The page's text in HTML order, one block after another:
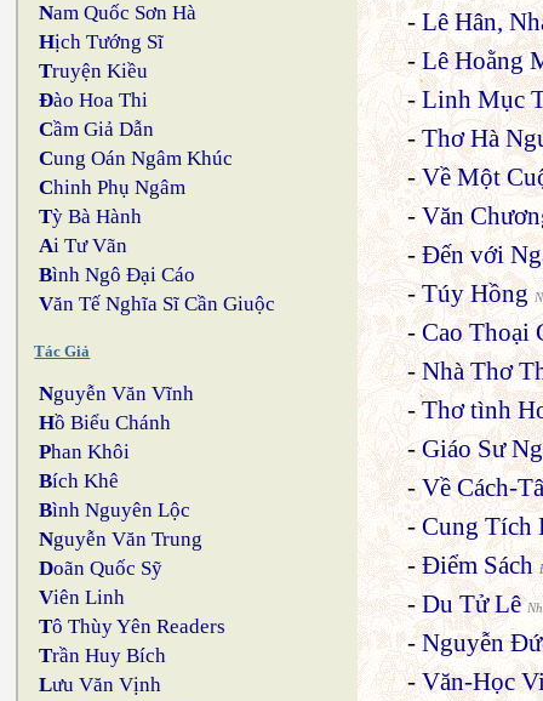
Nam Quốc Sơn Hà
Hịch Tướng Sĩ
Truyện Kiều
Đào Hoa Thi
Cầm Giả Dẫn
Cung Oán Ngâm Khúc
Chinh Phụ Ngâm
Tỳ Bà Hành
Ai Tư Vãn
Bình Ngô Đại Cáo
Văn Tế Nghĩa Sĩ Cần Giuộc
Tác Giả
Nguyễn Văn Vĩnh
Hồ Biểu Chánh
Phan Khôi
Bích Khê
Bình Nguyên Lộc
Nguyễn Văn Trung
Doãn Quốc Sỹ
Viên Linh
Tô Thùy Yên Readers
Trần Huy Bích
Lưu Văn Vịnh
-Lê Hân,
-Lê Hoằng
-Linh Mục
-Thơ Hà
-Về Một
-Văn
-Đến với
-Túy Hồng
-Cao Thoại
-Nhà Thơ
-Thơ tình
-Giáo Sư
-Về Cách-
-Cung Tích
-Điểm Sách
-Du Tử Lê
-Nguyễn
-Văn-Học